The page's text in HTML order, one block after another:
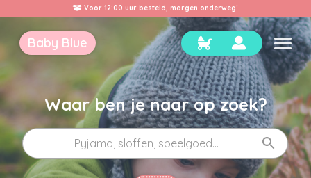
Volg je Baby Blue al op Social Media?
Baby Blue
Waar ben je naar op zoek?